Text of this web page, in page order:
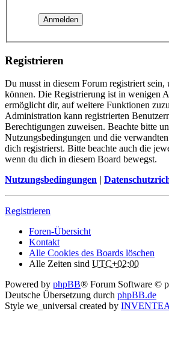
Registrieren
Du musst in diesem Forum registriert sein,
können. Die Registrierung ist in wenigen
ermöglicht dir, auf weitere Funktionen
Administration kann registrierten
Berechtigungen zuweisen. Beachte bitte
Nutzungsbedingungen und die
dich registrierst. Bitte beachte auch die
wenn du dich in diesem Board bewegst.
Nutzungsbedingungen |
Registrieren
Foren-Übersicht
Kontakt
Alle Cookies des Boards löschen
Alle Zeiten sind UTC+02:00
Powered by phpBB® Forum Software ©
Deutsche Übersetzung durch phpBB.de
Style we_universal created by INVENTEA